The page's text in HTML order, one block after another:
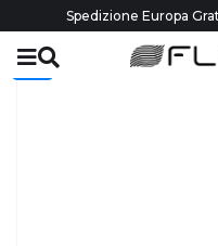
Spedizione Europa